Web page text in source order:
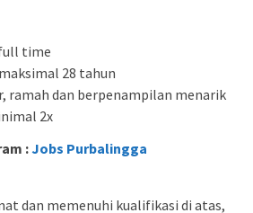
time
28 tahun
ramah dan berpenampilan menarik
2x
:Jobs Purbalingga
dan memenuhi kualifikasi di atas,